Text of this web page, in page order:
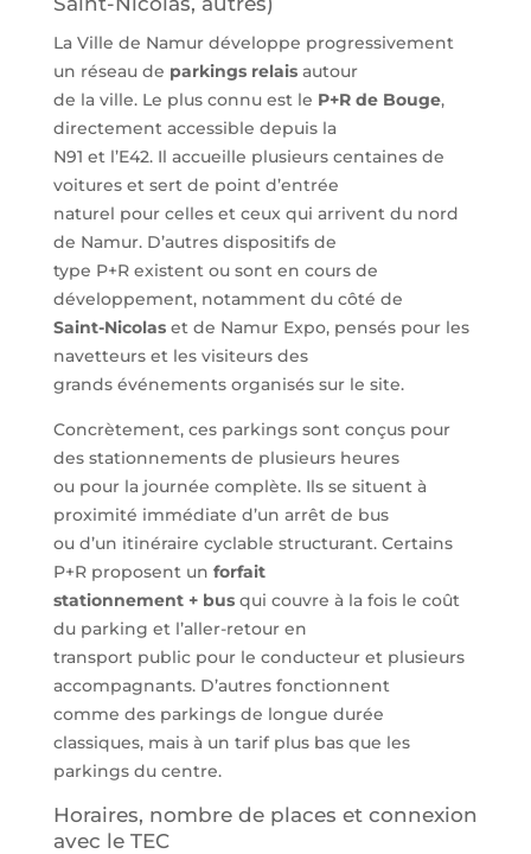
La Ville de Namur développe progressivement
un réseau de parkings relaisautour
de la ville. Le plus connu est le P+R de Bouge,
directement accessible depuis la
N91 et l’E42. Il accueille plusieurs centaines de
voitures et sert de point d’entrée
naturel pour celles et ceux qui arrivent du nord
de Namur. D’autres dispositifs de
type P+R existent ou sont en cours de
développement, notamment du côté de
Saint-Nicolaset de Namur Expo, pensés pour les
navetteurs et les visiteurs des
grands événements organisés sur le site.
Concrètement, ces parkings sont conçus pour
des stationnements de plusieurs heures
ou pour la journée complète. Ils se situent à
proximité immédiate d’un arrêt de bus
ou d’un itinéraire cyclable structurant. Certains
P+R proposent un forfait
stationnement + busqui couvre à la fois le coût
du parking et l’aller-retour en
transport public pour le conducteur et plusieurs
accompagnants. D’autres fonctionnent
comme des parkings de longue durée
classiques, mais à un tarif plus bas que les
parkings du centre.
Horaires, nombre de places et connexion
avec le TEC